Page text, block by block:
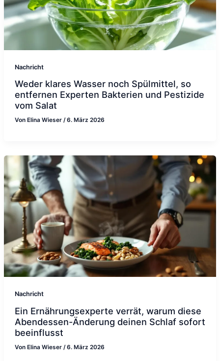
Nachricht
Weder klares Wasser noch Spülmittel, so
entfernen Experten Bakterien und Pestizide
vom Salat
Von Elina Wieser /6. März 2026
Nachricht
Ein Ernährungsexperte verrät, warum diese
Abendessen-Änderung deinen Schlaf sofort
beeinflusst
Von Elina Wieser /6. März 2026